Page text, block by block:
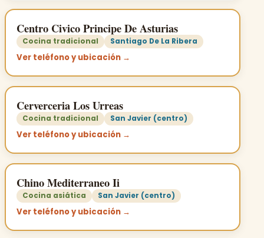
Centro Civico Principe De Asturias
Cocina tradicional Santiago De La Ribera
Ver teléfono y ubicación →
Cerverceria Los Urreas
Cocina tradicional San Javier (centro)
Ver teléfono y ubicación →
Chino Mediterraneo Ii
Cocina asiática San Javier (centro)
Ver teléfono y ubicación →